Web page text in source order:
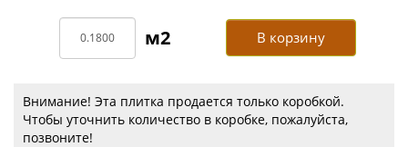
В корзину
Внимание! Эта плитка продается только коробкой.
Чтобы уточнить количество в коробке, пожалуйста,
позвоните!